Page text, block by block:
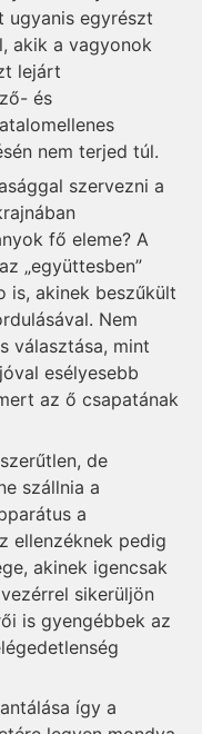
ugyanis egyrészt
akik a vagyonok
lejárt
és
nem terjed túl.
szervezni a
fő eleme? A
„együttesben”
is, akinek beszűkült
Nem
választása, mint
esélyesebb
az ő csapatának
de
szállnia a
a
ellenzéknek pedig
akinek igencsak
sikerüljön
is gyengébbek az
így a